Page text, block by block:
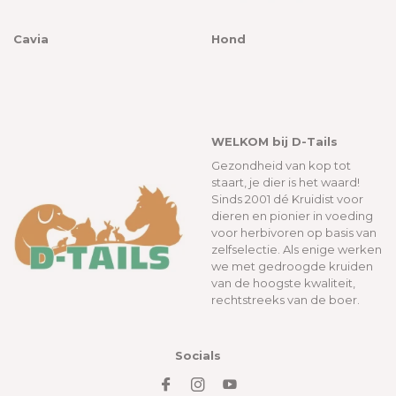
Cavia Hond
WELKOM bij D-Tails
Gezondheid van kop tot
staart, je dier is het waard!
Sinds 2001 dé Kruidist voor
dieren en pionier in voeding
voor herbivoren op basis van
zelfselectie. Als enige werken
we met gedroogde kruiden
van de hoogste kwaliteit,
rechtstreeks van de boer.
Socials